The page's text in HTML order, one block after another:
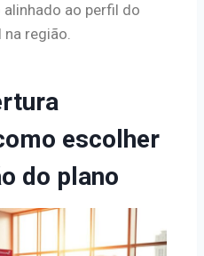
ao perfil do
região.
escolher
do plano